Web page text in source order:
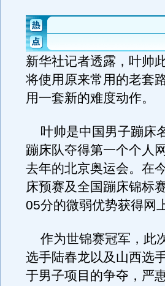
新华社记者透露，叶帅
将使用原来常用的老套
用一套新的难度动作。
叶帅是中国男子蹦床
蹦床队夺得第一个个人
去年的北京奥运会。在
床预赛及全国蹦床锦标
05分的微弱优势获得网
作为世锦赛冠军，此
选手陆春龙以及山西选
于男子项目的争夺，严